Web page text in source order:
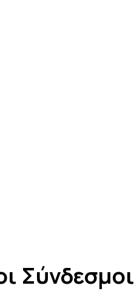
Σύνδεσμοι